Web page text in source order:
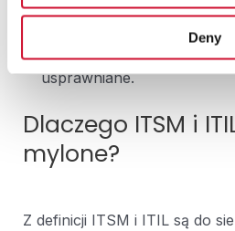
Deny
Doskonaleniei
dynamicznie rozwijającym
systemy muszą być stale
usprawniane.
Dlaczego ITSM i
mylone?
Z definicji ITSM i ITIL są do